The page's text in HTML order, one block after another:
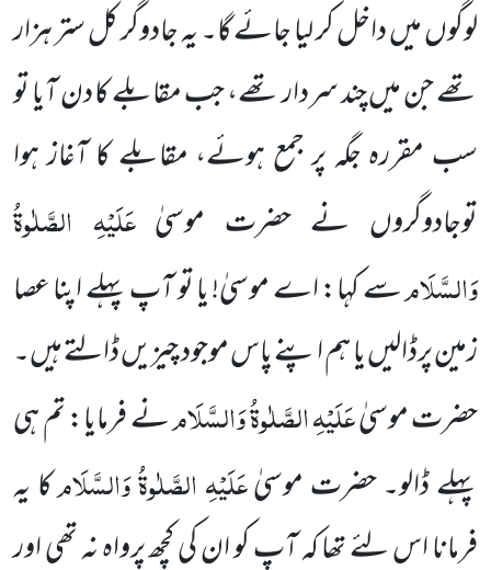
لوگوں میں داخل کر لیا جائے گا۔ یہ جادوگر کل ستر ہزار
تھے جن میں چند سردار تھے، جب مقابلے کا دن آیا تو
سب مقررہ جگہ پر جمع ہوئے، مقابلے کا آغاز ہوا
توجادوگروں نے حضرت موسیٰعَلَیْہِ الصَّلٰوۃُ
وَالسَّلَامسے کہا: اے موسیٰ!یا تو آپ پہلے اپنا عصا
زمین پرڈالیں یا ہم اپنے پاس موجود چیزیں ڈالتے ہیں۔
حضرت موسیٰعَلَیْہِ الصَّلٰوۃُ وَالسَّلَامنے فرمایا:تم ہی
پہلے ڈالو۔ حضرت موسیٰعَلَیْہِ الصَّلٰوۃُ وَالسَّلَامکا یہ
فرمانا اس لئے تھا کہ آپ کو ان کی کچھ پرواہ نہ تھی اور